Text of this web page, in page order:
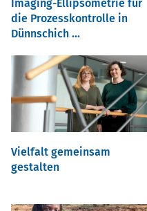
Imaging-Ellipsometrie für
die Prozesskontrolle in
Dünnschich ...
Vielfalt gemeinsam
gestalten